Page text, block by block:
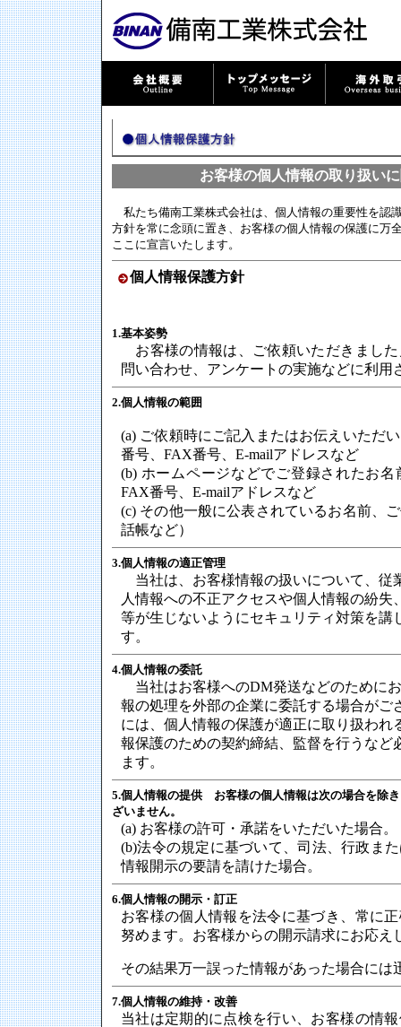
お客様の個人情報の取り扱い
私たち備南工業株式会社は、個人情報の重要性を認
方針を常に念頭に置き、お客様の個人情報の保護に万
ここに宣言いたします。
個人情報保護方針
1.基本姿勢
お客様の情報は、ご依頼いただきまし
問い合わせ、アンケートの実施などに利用
2.個人情報の範囲
(a) ご依頼時にご記入またはお伝えいただ
番号、FAX番号、E-mailアドレスなど
(b) ホームページなどでご登録されたお
FAX番号、E-mailアドレスなど
(c) その他一般に公表されているお名前、
話帳など）
3.個人情報の適正管理
当社は、お客様情報の扱いについて、従
人情報への不正アクセスや個人情報の紛失
等が生じないようにセキュリティ対策を講
す。
4.個人情報の委託
当社はお客様へのDM発送などのために
報の処理を外部の企業に委託する場合がご
には、個人情報の保護が適正に取り扱われ
報保護のための契約締結、監督を行うなど
ます。
5.個人情報の提供 お客様の個人情報は次の場合を除
ざいません。
(a) お客様の許可・承諾をいただいた場合。
(b)法令の規定に基づいて、司法、行政ま
情報開示の要請を請けた場合。
6.個人情報の開示・訂正
お客様の個人情報を法令に基づき、常に
努めます。お客様からの開示請求にお応え
その結果万一誤った情報があった場合には
7.個人情報の維持・改善
当社は定期的に点検を行い、お客様の情